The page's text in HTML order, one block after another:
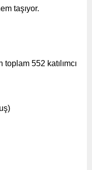
taşıyor.
552 katılımcı